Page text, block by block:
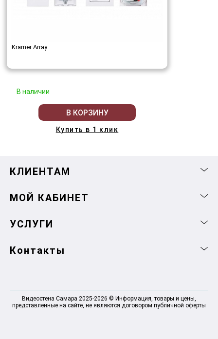
Kramer Array
В наличии
В КОРЗИНУ
Купить в 1 клик
КЛИЕНТАМ
МОЙ КАБИНЕТ
УСЛУГИ
Контакты
Видеостена Самара 2025-2026 © Информация, товары и цены,
представленные на сайте, не являются договором публичной оферты